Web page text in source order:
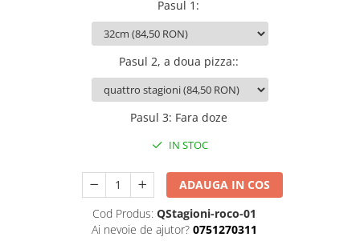
Pasul 1 :
Pasul 2, a doua pizza::
Pasul 3: Fara doze
IN STOC
ADAUGA IN COS
Cod Produs: QStagioni-roco-01
Ai nevoie de ajutor? 0751270311